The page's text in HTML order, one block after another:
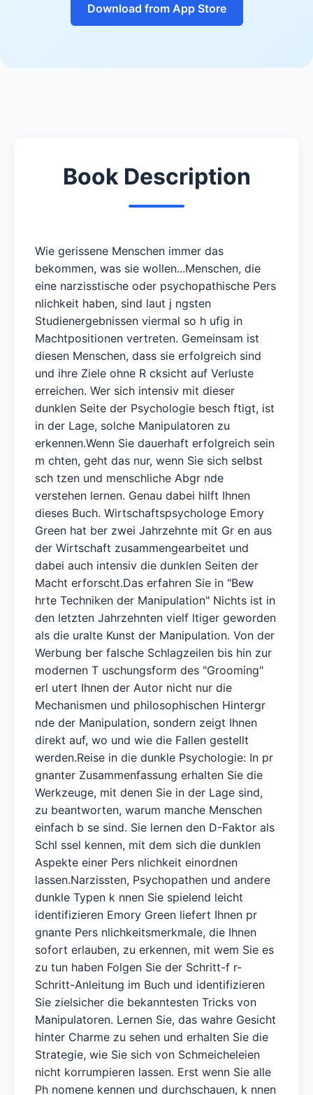
Download from App Store
Book Description
Wie gerissene Menschen immer das
bekommen, was sie wollen...Menschen, die
eine narzisstische oder psychopathische Pers
nlichkeit haben, sind laut j ngsten
Studienergebnissen viermal so h ufig in
Machtpositionen vertreten. Gemeinsam ist
diesen Menschen, dass sie erfolgreich sind
und ihre Ziele ohne R cksicht auf Verluste
erreichen. Wer sich intensiv mit dieser
dunklen Seite der Psychologie besch ftigt, ist
in der Lage, solche Manipulatoren zu
erkennen.Wenn Sie dauerhaft erfolgreich sein
m chten, geht das nur, wenn Sie sich selbst
sch tzen und menschliche Abgr nde
verstehen lernen. Genau dabei hilft Ihnen
dieses Buch. Wirtschaftspsychologe Emory
Green hat ber zwei Jahrzehnte mit Gr en aus
der Wirtschaft zusammengearbeitet und
dabei auch intensiv die dunklen Seiten der
Macht erforscht.Das erfahren Sie in "Bew
hrte Techniken der Manipulation" Nichts ist in
den letzten Jahrzehnten vielf ltiger geworden
als die uralte Kunst der Manipulation. Von der
Werbung ber falsche Schlagzeilen bis hin zur
modernen T uschungsform des "Grooming"
erl utert Ihnen der Autor nicht nur die
Mechanismen und philosophischen Hintergr
nde der Manipulation, sondern zeigt Ihnen
direkt auf, wo und wie die Fallen gestellt
werden.Reise in die dunkle Psychologie: In pr
gnanter Zusammenfassung erhalten Sie die
Werkzeuge, mit denen Sie in der Lage sind,
zu beantworten, warum manche Menschen
einfach b se sind. Sie lernen den D-Faktor als
Schl ssel kennen, mit dem sich die dunklen
Aspekte einer Pers nlichkeit einordnen
lassen.Narzissten, Psychopathen und andere
dunkle Typen k nnen Sie spielend leicht
identifizieren Emory Green liefert Ihnen pr
gnante Pers nlichkeitsmerkmale, die Ihnen
sofort erlauben, zu erkennen, mit wem Sie es
zu tun haben Folgen Sie der Schritt-f r-
Schritt-Anleitung im Buch und identifizieren
Sie zielsicher die bekanntesten Tricks von
Manipulatoren. Lernen Sie, das wahre Gesicht
hinter Charme zu sehen und erhalten Sie die
Strategie, wie Sie sich von Schmeicheleien
nicht korrumpieren lassen. Erst wenn Sie alle
Ph nomene kennen und durchschauen, k nnen